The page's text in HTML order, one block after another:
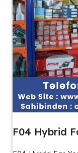
F04 Hybrid